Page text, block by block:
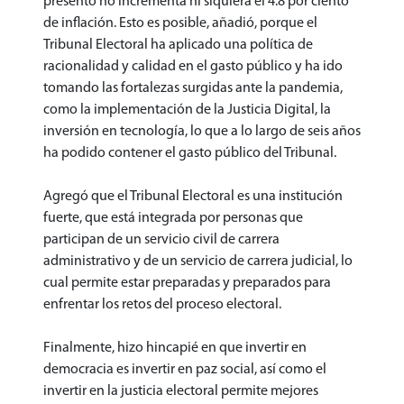
de inflación. Esto es posible, añadió, porque el
Tribunal Electoral ha aplicado una política de
racionalidad y calidad en el gasto público y ha ido
tomando las fortalezas surgidas ante la pandemia,
como la implementación de la Justicia Digital, la
inversión en tecnología, lo que a lo largo de seis años
ha podido contener el gasto público del Tribunal.
Agregó que el Tribunal Electoral es una institución
fuerte, que está integrada por personas que
participan de un servicio civil de carrera
administrativo y de un servicio de carrera judicial, lo
cual permite estar preparadas y preparados para
enfrentar los retos del proceso electoral.
Finalmente, hizo hincapié en que invertir en
democracia es invertir en paz social, así como el
invertir en la justicia electoral permite mejores